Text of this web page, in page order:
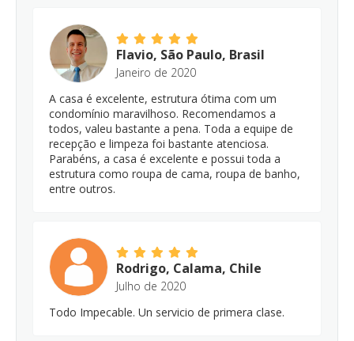
Flavio, São Paulo, Brasil
Janeiro de 2020
A casa é excelente, estrutura ótima com um
condomínio maravilhoso. Recomendamos a
todos, valeu bastante a pena. Toda a equipe de
recepção e limpeza foi bastante atenciosa.
Parabéns, a casa é excelente e possui toda a
estrutura como roupa de cama, roupa de banho,
entre outros.
Rodrigo, Calama, Chile
Julho de 2020
Todo Impecable. Un servicio de primera clase.